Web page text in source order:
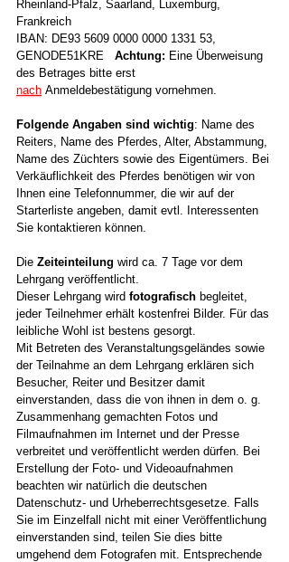
Rheinland-Pfalz, Saarland, Luxemburg,
Frankreich
IBAN: DE93 5609 0000 0000 1331 53,
GENODE51KRE Achtung: Eine Überweisung
des Betrages bitte erst
nach Anmeldebestätigung vornehmen.
Folgende Angaben sind wichtig: Name des
Reiters, Name des Pferdes, Alter, Abstammung,
Name des Züchters sowie des Eigentümers. Bei
Verkäuflichkeit des Pferdes benötigen wir von
Ihnen eine Telefonnummer, die wir auf der
Starterliste angeben, damit evtl. Interessenten
Sie kontaktieren können.
Die Zeiteinteilung wird ca. 7 Tage vor dem
Lehrgang veröffentlicht.
Dieser Lehrgang wird fotografisch begleitet,
jeder Teilnehmer erhält kostenfrei Bilder. Für das
leibliche Wohl ist bestens gesorgt.
Mit Betreten des Veranstaltungsgeländes sowie
der Teilnahme an dem Lehrgang erklären sich
Besucher, Reiter und Besitzer damit
einverstanden, dass die von ihnen in dem o. g.
Zusammenhang gemachten Fotos und
Filmaufnahmen im Internet und der Presse
verbreitet und veröffentlicht werden dürfen. Bei
Erstellung der Foto- und Videoaufnahmen
beachten wir natürlich die deutschen
Datenschutz- und Urheberrechtsgesetze. Falls
Sie im Einzelfall nicht mit einer Veröffentlichung
einverstanden sind, teilen Sie dies bitte
umgehend dem Fotografen mit. Entsprechende